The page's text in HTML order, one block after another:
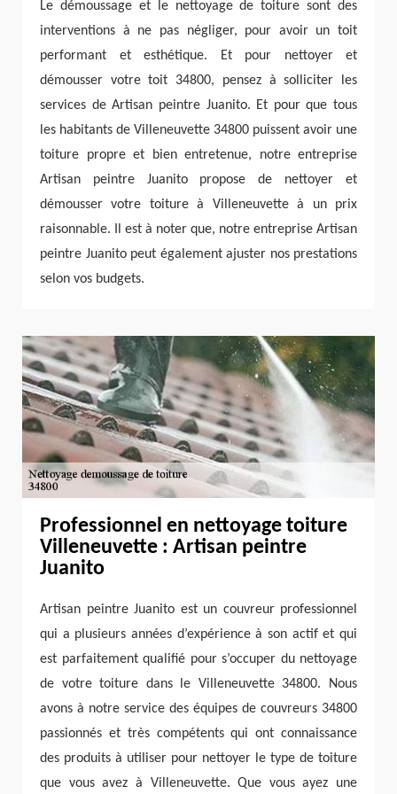
Le démoussage et le nettoyage de toiture sont des
interventions à ne pas négliger, pour avoir un toit
performant et esthétique. Et pour nettoyer et
démousser votre toit 34800, pensez à solliciter les
services de Artisan peintre Juanito. Et pour que tous
les habitants de Villeneuvette 34800 puissent avoir une
toiture propre et bien entretenue, notre entreprise
Artisan peintre Juanito propose de nettoyer et
démousser votre toiture à Villeneuvette à un prix
raisonnable. Il est à noter que, notre entreprise Artisan
peintre Juanito peut également ajuster nos prestations
selon vos budgets.
Professionnel en nettoyage toiture
Villeneuvette : Artisan peintre
Juanito
Artisan peintre Juanito est un couvreur professionnel
qui a plusieurs années d’expérience à son actif et qui
est parfaitement qualifié pour s’occuper du nettoyage
de votre toiture dans le Villeneuvette 34800. Nous
avons à notre service des équipes de couvreurs 34800
passionnés et très compétents qui ont connaissance
des produits à utiliser pour nettoyer le type de toiture
que vous avez à Villeneuvette. Que vous ayez une